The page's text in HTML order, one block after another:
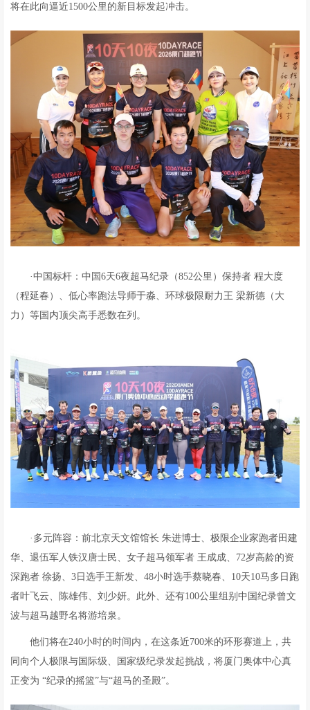
将在此向逼近1500公里的新目标发起冲击。
·中国标杆：中国6天6夜超马纪录（852公里）保持者 程大度
（程延春）、低心率跑法导师于淼、环球极限耐力王 梁新德（大
力）等国内顶尖高手悉数在列。
·多元阵容：前北京天文馆馆长 朱进博士、极限企业家跑者田建
华、退伍军人铁汉唐士民、女子超马领军者 王成成、72岁高龄的资
深跑者 徐扬、3日选手王新发、48小时选手蔡晓春、10天10马多日跑
者叶飞云、陈雄伟、刘少妍。此外、还有100公里组别中国纪录曾文
波与超马越野名将游培泉。
他们将在240小时的时间内，在这条近700米的环形赛道上，共
同向个人极限与国际级、国家级纪录发起挑战，将厦门奥体中心真
正变为 “纪录的摇篮”与“超马的圣殿”。